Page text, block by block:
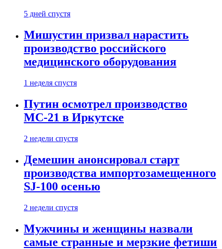
5 дней спустя
Мишустин призвал нарастить
производство российского
медицинского оборудования
1 неделя спустя
Путин осмотрел производство
МС-21 в Иркутске
2 недели спустя
Демешин анонсировал старт
производства импортозамещенного
SJ-100 осенью
2 недели спустя
Мужчины и женщины назвали
самые странные и мерзкие фетиши